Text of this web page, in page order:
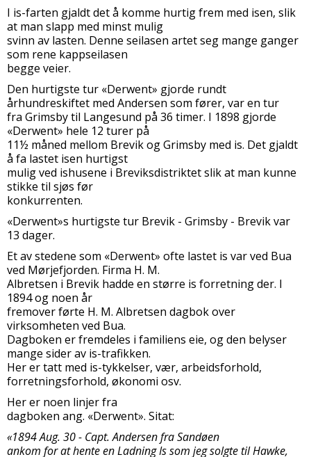
I is-farten gjaldt det å komme hurtig frem med isen, slik
at man slapp med minst mulig
svinn av lasten. Denne seilasen artet seg mange ganger
som rene kappseilasen
begge veier.
Den hurtigste tur «Derwent» gjorde rundt
århundreskiftet med Andersen som fører, var en tur
fra Grimsby til Langesund på 36 timer. I 1898 gjorde
«Derwent» hele 12 turer på
11½ måned mellom Brevik og Grimsby med is. Det gjaldt
å fa lastet isen hurtigst
mulig ved ishusene i Breviksdistriktet slik at man kunne
stikke til sjøs før
konkurrenten.
«Derwent»s hurtigste tur Brevik - Grimsby - Brevik var
13 dager.
Et av stedene som «Derwent» ofte lastet is var ved Bua
ved Mørjefjorden. Firma H. M.
Albretsen i Brevik hadde en større is forretning der. I
1894 og noen år
fremover førte H. M. Albretsen dagbok over
virksomheten ved Bua.
Dagboken er fremdeles i familiens eie, og den belyser
mange sider av is-trafikken.
Her er tatt med is-tykkelser, vær, arbeidsforhold,
forretningsforhold, økonomi osv.
Her er noen linjer fra
dagboken ang. «Derwent». Sitat:
«1894 Aug. 30 - Capt. Andersen fra Sandøen
ankom for at hente en Ladning Is som jeg solgte til Hawke,